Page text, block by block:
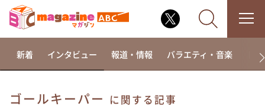
新着 インタビュー 報道・情報 バラエティ・音楽 ド
ゴールキーパー に関する記事